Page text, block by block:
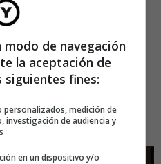
de navegación
la aceptación de
siguientes fines:
personalizados, medición de
investigación de audiencia y
en un dispositivo y/o